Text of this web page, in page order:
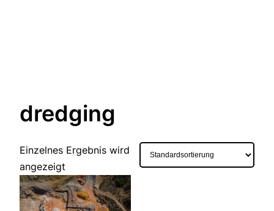
dredging
Einzelnes Ergebnis wird
angezeigt